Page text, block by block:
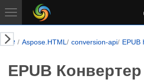
Aspose.HTML conversion-api EPUB
EPUB